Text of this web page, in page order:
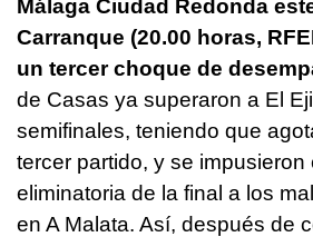
Málaga Ciudad Redonda
Carranque (20.00 horas,
un tercer choque de
de Casas ya superaron a El
semifinales, teniendo que
tercer partido, y se impusieron
eliminatoria de la final a los
en A Malata. Así, después de